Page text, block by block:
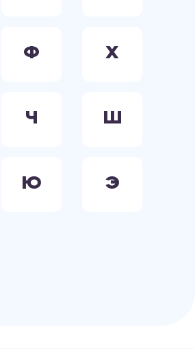
Ф Х
Ч Ш
Ю Э